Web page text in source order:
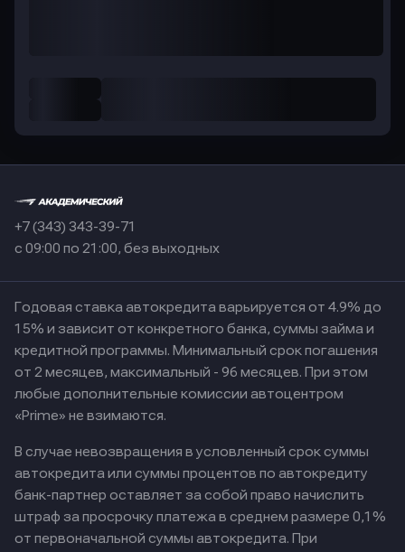
+7 (343) 343-39-71
с 09:00 по 21:00, без выходных
Годовая ставка автокредита варьируется от 4.9% до
15% и зависит от конкретного банка, суммы займа и
кредитной программы. Минимальный срок погашения
от 2 месяцев, максимальный - 96 месяцев. При этом
любые дополнительные комиссии автоцентром
«Prime» не взимаются.
В случае невозвращения в условленный срок суммы
автокредита или суммы процентов по автокредиту
банк-партнер оставляет за собой право начислить
штраф за просрочку платежа в среднем размере 0,1%
от первоначальной суммы автокредита. При